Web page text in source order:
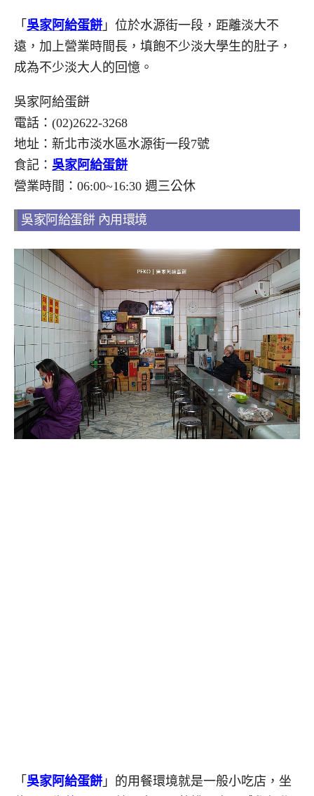
「 吳家阿給蛋餅 」位於水源街一段，距離淡大不
遠，加上營業時間長，填飽不少淡大學生的肚子，
成為不少淡大人的回憶。
吳家阿給蛋餅
電話：(02)2622-3268
地址：新北市淡水區水源街一段7號
食記： 吳家阿給蛋餅
營業時間：06:00~16:30 週三公休
吳家阿給蛋餅 內用環境
「 吳家阿給蛋餅 」的用餐環境就是一般小吃店，坐